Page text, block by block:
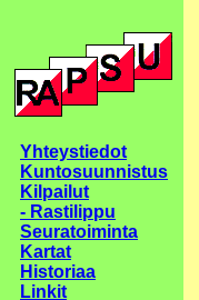
Yhteystiedot
Kuntosuunnistus
Kilpailut
- Rastilippu
Seuratoiminta
Kartat
Historiaa
Linkit